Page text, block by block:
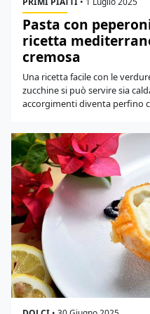
Pasta con
ricetta
cremosa
Una ricetta facile con le
zucchine si può servire sia
accorgimenti diventa perfino